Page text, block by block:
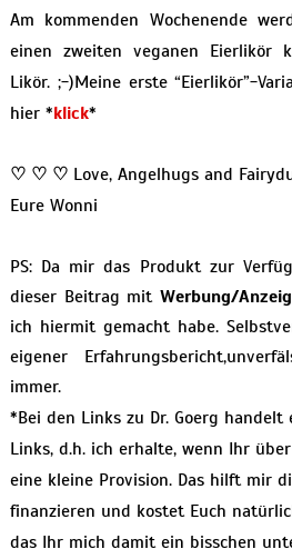
Am kommenden Wochenende
einen zweiten veganen Eierlikör
Likör. ;-)Meine erste “Eierlikör”-
hier *klick*
♡ ♡ ♡ Love, Angelhugs and
Eure Wonni
PS: Da mir das Produkt zur
dieser Beitrag mit Werbung/
ich hiermit gemacht habe.
eigener
immer.
*Bei den Links zu Dr. Goerg
Links, d.h. ich erhalte, wenn Ihr
eine kleine Provision. Das hilft mir
finanzieren und kostet Euch
das Ihr mich damit ein bisschen